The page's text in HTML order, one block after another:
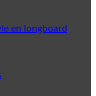
en longboard